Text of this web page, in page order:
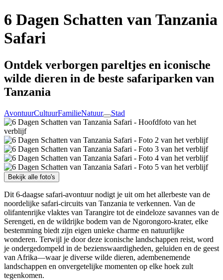
6 Dagen Schatten van Tanzania
Safari
Ontdek verborgen pareltjes en iconische
wilde dieren in de beste safariparken van
Tanzania
AvontuurCultuurFamilieNatuur Stad
Bekijk alle foto's
Dit 6-daagse safari-avontuur nodigt je uit om het allerbeste van de
noordelijke safari-circuits van Tanzania te verkennen. Van de
olifantenrijke vlaktes van Tarangire tot de eindeloze savannes van de
Serengeti, en de wildrijke bodem van de Ngorongoro-krater, elke
bestemming biedt zijn eigen unieke charme en natuurlijke
wonderen. Terwijl je door deze iconische landschappen reist, word
je ondergedompeld in de bezienswaardigheden, geluiden en de geest
van Afrika—waar je diverse wilde dieren, adembenemende
landschappen en onvergetelijke momenten op elke hoek zult
tegenkomen.